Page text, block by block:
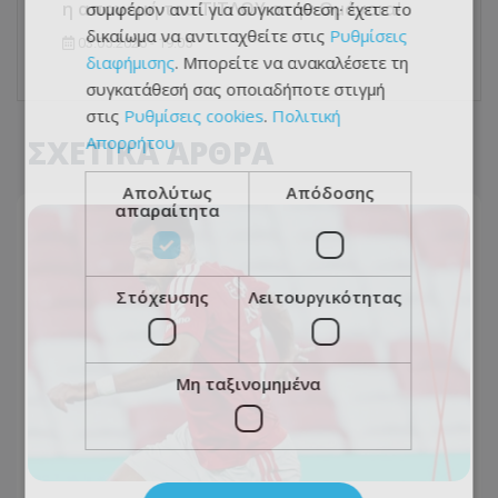
η απονομή του ΤΙΤΛΟΥ στην Ομόνοια!
03.05.2026 - 19:05
ΣΧΕΤΙΚΑ ΑΡΘΡΑ
συμφέρον αντί για συγκατάθεση· έχετε το
δικαίωμα να αντιταχθείτε στις Ρυθμίσεις
διαφήμισης. Μπορείτε να ανακαλέσετε τη
συγκατάθεσή σας οποιαδήποτε στιγμή
στις Ρυθμίσεις cookies. Πολιτική
Απορρήτου
Απολύτως
απαραίτητα
Απόδοσης
Στόχευσης Λειτουργικότητας
Μη ταξινομημένα